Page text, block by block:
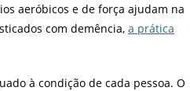
aeróbicos e de força ajudam na
com demência, a prática
à condição de cada pessoa. O